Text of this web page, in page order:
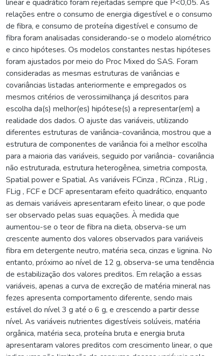
linear e quadrático foram rejeitadas sempre que P<0,05. As
relações entre o consumo de energia digestível e o consumo
de fibra, e consumo de proteína digestível e consumo de
fibra foram analisadas considerando-se o modelo alométrico
e cinco hipóteses. Os modelos constantes nestas hipóteses
foram ajustados por meio do Proc Mixed do SAS. Foram
consideradas as mesmas estruturas de variâncias e
covariâncias listadas anteriormente e empregados os
mesmos critérios de verossimilhança já descritos para
escolha da(s) melhor(es) hipótese(s) a representar(em) a
realidade dos dados. O ajuste das variáveis, utilizando
diferentes estruturas de variância-covariância, mostrou que a
estrutura de componentes de variância foi a melhor escolha
para a maioria das variáveis, seguido por variância- covariância
não estruturada, estrutura heterogênea, simetria composta,
Spatial power e Spatial. As variáveis FCinza , RCinza , RLig ,
FLig , FCF e DCF apresentaram efeito quadrático, enquanto
as demais variáveis apresentaram efeito linear, o que pode
ser observado pelas suas equações. À medida que
aumentou-se o teor de fibra na dieta, observa-se um
crescente aumento dos valores observados para variáveis
fibra em detergente neutro, matéria seca, cinzas e lignina. No
entanto, próximo ao nível de 12 g, observa-se uma tendência
de estabilização dos valores preditos. Em relação a essas
variáveis, apenas a curva de excreção de matéria mineral nas
fezes apresenta comportamento diferente, sendo mais
estável do nível 3 g até o 6 g, e crescendo a partir desse
nível. As variáveis nutrientes digestíveis solúveis, matéria
orgânica, matéria seca, proteína bruta e energia bruta
apresentaram valores preditos com crescimento linear, o que